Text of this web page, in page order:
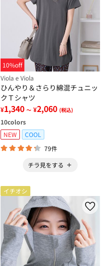
10%off
Viola e Viola
ひんやり＆さらり綿混チュニッ
クＴシャツ
¥1,340 ～ ¥2,060 (税込)
10colors
NEW
COOL
79件
チラ見をする
イチオシ